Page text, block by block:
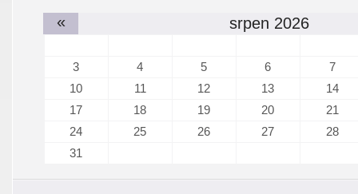
« srpen 2026
3 4 5 6
7
10
11 12 13
14
17
18 19 20
21
24
25 26 27
28
31